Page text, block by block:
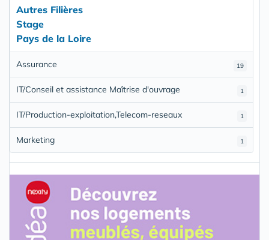
Autres Filières
Stage
Pays de la Loire
19
Assurance
1
IT/Conseil et assistance Maîtrise d'ouvrage
1
IT/Production-exploitation,Telecom-reseaux
1
Marketing